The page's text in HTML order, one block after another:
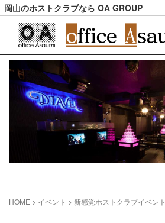
岡山のホストクラブなら OA GROUP
HOME > イベント > 新感覚ホストクラブイベント